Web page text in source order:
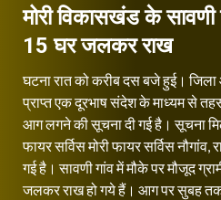
मोरी विकासखंड के
15 घर जलकर राख
घटना रात को करीब दस बजे हुई।
प्राप्त एक दूरभाष संदेश के माध्यम से
आग लगने की सूचना दी गई है। सूचना
फायर सर्विस मोरी फायर सर्विस नौगांव,
गई है। सावणी गांव में मौके पर मौजूद
जलकर राख हो गये हैं। आग पर सुबह तक